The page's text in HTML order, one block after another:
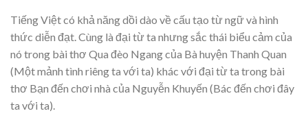
Tiếng Việt có khả năng dồi dào về cấu tạo từ ngữ và hình
thức diễn đạt. Cùng là đại từ ta nhưng sắc thái biểu cảm của
nó trong bài thơ Qua đèo Ngang của Bà huyện Thanh Quan
(Một mảnh tình riêng ta với ta) khác với đại từ ta trong bài
thơ Bạn đến chơi nhà của Nguyễn Khuyến (Bác đến chơi đây
ta với ta).